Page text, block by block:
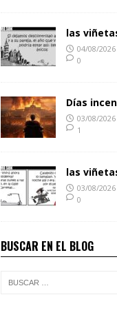
las
04/08/2026
0
Días
03/08/2026
1
las
03/08/2026
0
BUSCAR EN EL BLOG